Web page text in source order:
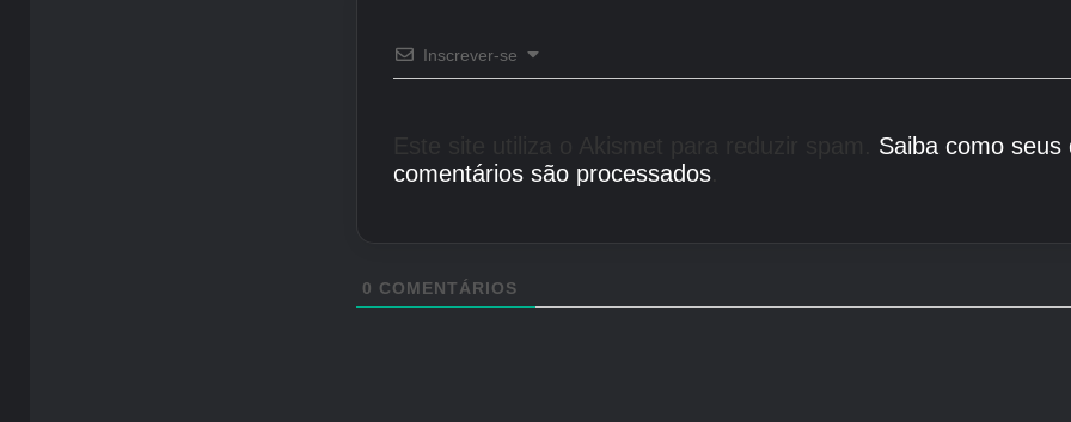
Inscrever-se
Saiba como seus
comentários são processados
0 COMENTÁRIOS